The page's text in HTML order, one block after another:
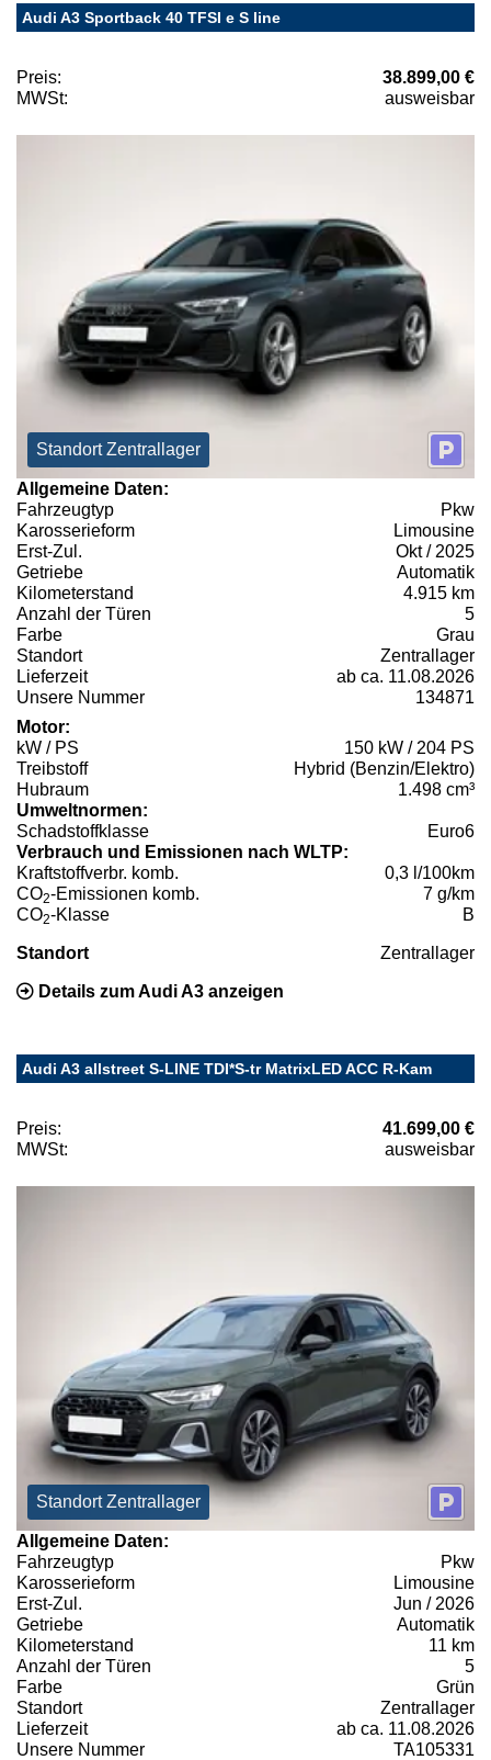
Audi A3 Sportback 40 TFSI e S line
Preis:
38.899,00 €
MWSt:
ausweisbar
Standort Zentrallager
Allgemeine Daten:
Fahrzeugtyp
Pkw
Karosserieform
Limousine
Erst-Zul.
Okt / 2025
Getriebe
Automatik
Kilometerstand
4.915 km
Anzahl der Türen
5
Farbe
Grau
Standort
Zentrallager
Lieferzeit
ab ca. 11.08.2026
Unsere Nummer
134871
Motor:
kW / PS
150 kW / 204 PS
Treibstoff
Hybrid (Benzin/Elektro)
Hubraum
1.498 cm³
Umweltnormen:
Schadstoffklasse
Euro6
Verbrauch und Emissionen nach WLTP:
Kraftstoffverbr. komb.
0,3 l/100km
CO2-Emissionen komb.
7 g/km
CO2-Klasse B
Standort Zentrallager
Details zum Audi A3 anzeigen
Audi A3 allstreet S-LINE TDI*S-tr MatrixLED ACC R-Kam
Preis:
41.699,00 €
MWSt:
ausweisbar
Standort Zentrallager
Allgemeine Daten:
Fahrzeugtyp
Pkw
Karosserieform
Limousine
Erst-Zul.
Jun / 2026
Getriebe
Automatik
Kilometerstand
11 km
Anzahl der Türen
5
Farbe
Grün
Standort
Zentrallager
Lieferzeit
ab ca. 11.08.2026
Unsere Nummer
TA105331